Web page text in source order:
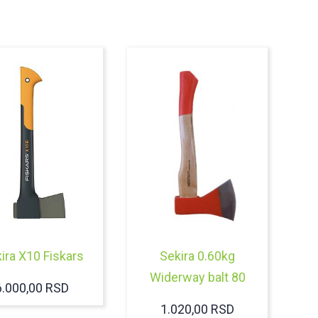
X10 Fiskars
RSD
Sekira 0.60kg
Widerway balt 80
1.020,00 RSD